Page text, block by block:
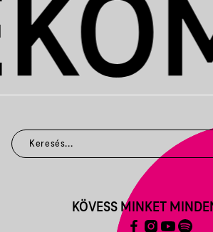
KÖVESS MINKET